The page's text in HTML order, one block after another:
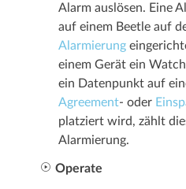
Alarm auslösen. Eine
auf einem Beetle auf
Alarmierung
einem Gerät ein
ein Datenpunkt auf
Agreement- oder
platziert wird, zählt
Alarmierung.
Operate